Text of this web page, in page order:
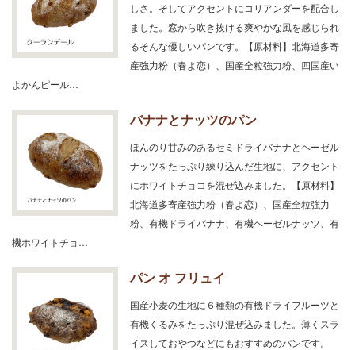
しさ。そしてアクセントにコリアンダーを配合し
ました。窓から吹き抜ける爽やかな風を感じられ
るそんな優しいパンです。【原材料】北海道多寄
産強力粉（春よ恋）、国産全粒強力粉、四国産い
よかんピール…
バナナとナッツのパン
ほんのり甘みのあるセミドライバナナとヘーゼル
ナッツをたっぷり練り込んだ生地に、アクセント
にホワイトチョコを混ぜ込みました。【原材料】
北海道多寄産強力粉（春よ恋）、国産全粒強力
粉、有機ドライバナナ、有機ヘーゼルナッツ、有
機ホワイトチョ…
パン オ フリュイ
国産小麦の生地に６種類の有機ドライフルーツと
有機くるみをたっぷり混ぜ込みました。薄くスラ
イスしておやつなどにもおすすめのパンです。